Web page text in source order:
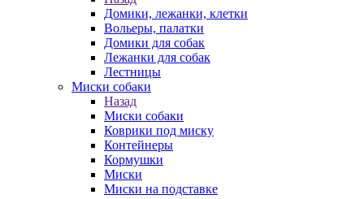
Домики, лежанки, клетки
Вольеры, палатки
Домики для собак
Лежанки для собак
Лестницы
Миски собаки
Назад
Миски собаки
Коврики под миску
Контейнеры
Кормушки
Миски
Миски на подставке